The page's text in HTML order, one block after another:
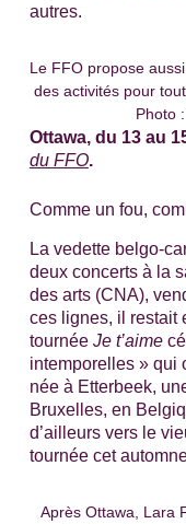
autres.
Le FFO propose
des activités pour
Photo
Ottawa, du 13 au
du FFO.
Comme un fou,
La vedette belgo-
deux concerts à la
des arts (CNA),
ces lignes, il restait
tournée Je t’aime
intemporelles » qui
née à Etterbeek,
Bruxelles, en
d’ailleurs vers le
tournée cet
Après Ottawa, Lara